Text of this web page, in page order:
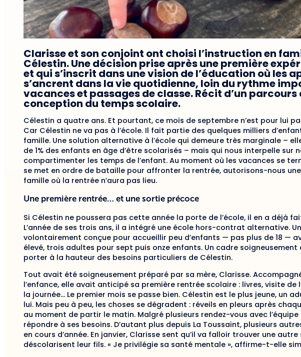
Clarisse et son conjoint ont choisi l’instruction en
Célestin. Une décision prise après une première
et qui s’inscrit dans une vision de l’éducation où les
s’ancrent dans la vie quotidienne, loin du rythme
vacances et passages de classe. Récit d’un
conception du temps scolaire.
Célestin a quatre ans. Et pourtant, ce mois de septembre n’est pour lui
Car Célestin ne va pas à l’école. Il fait partie des quelques milliers
famille. Une solution alternative à l’école qui demeure très marginale –
de 1% des enfants en âge d’être scolarisés – mais qui nous interpelle sur
compartimenter les temps de l’enfant. Au moment où les vacances se
se met en ordre de bataille pour affronter la rentrée, autorisons-nous
famille où la rentrée n’aura pas lieu.
Une première rentrée… et une sortie précoce
Si Célestin ne poussera pas cette année la porte de l’école, il en a déjà
L’année de ses trois ans, il a intégré une école hors-contrat alternative.
volontairement conçue pour accueillir peu d’enfants — pas plus de 18 —
élevé, trois adultes pour sept puis onze enfants. Un cadre
porter à la hauteur des besoins particuliers de Célestin.
Tout avait été soigneusement préparé par sa mère, Clarisse.
l’enfance, elle avait anticipé sa première rentrée scolaire : livres, visite de
la journée… Le premier mois se passe bien. Célestin est le plus jeune, un
lui. Mais peu à peu, les choses se dégradent : réveils en pleurs après
au moment de partir le matin. Malgré plusieurs rendez-vous avec
répondre à ses besoins. D’autant plus depuis La Toussaint, plusieurs
en cours d’année. En janvier, Clarisse sent qu’il va falloir trouver une
déscolarisent leur fils. « Je privilégie sa santé mentale », affirme-t-elle